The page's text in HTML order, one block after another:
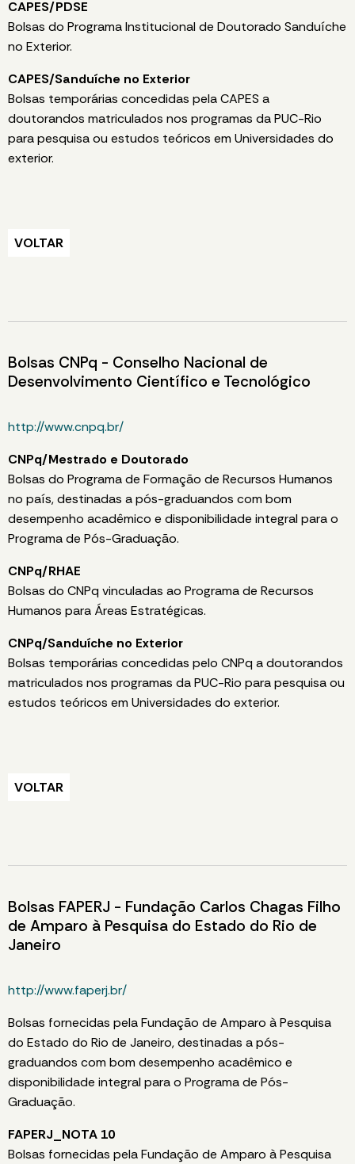
CAPES/PDSE
Bolsas do Programa Institucional de Doutorado Sanduíche
no Exterior.
CAPES/Sanduíche no Exterior
Bolsas temporárias concedidas pela CAPES a
doutorandos matriculados nos programas da PUC-Rio
para pesquisa ou estudos teóricos em Universidades do
exterior.
VOLTAR
Bolsas CNPq - Conselho Nacional de
Desenvolvimento Científico e Tecnológico
http://www.cnpq.br/
CNPq/Mestrado e Doutorado
Bolsas do Programa de Formação de Recursos Humanos
no país, destinadas a pós-graduandos com bom
desempenho acadêmico e disponibilidade integral para o
Programa de Pós-Graduação.
CNPq/RHAE
Bolsas do CNPq vinculadas ao Programa de Recursos
Humanos para Áreas Estratégicas.
CNPq/Sanduíche no Exterior
Bolsas temporárias concedidas pelo CNPq a doutorandos
matriculados nos programas da PUC-Rio para pesquisa ou
estudos teóricos em Universidades do exterior.
VOLTAR
Bolsas FAPERJ - Fundação Carlos Chagas Filho
de Amparo à Pesquisa do Estado do Rio de
Janeiro
http://www.faperj.br/
Bolsas fornecidas pela Fundação de Amparo à Pesquisa
do Estado do Rio de Janeiro, destinadas a pós-
graduandos com bom desempenho acadêmico e
disponibilidade integral para o Programa de Pós-
Graduação.
FAPERJ_NOTA 10
Bolsas fornecidas pela Fundação de Amparo à Pesquisa